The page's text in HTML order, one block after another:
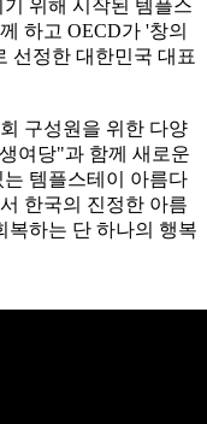
위해 시작된 템플스
하고 OECD가 '창의
선정한 대한민국 대표
구성원을 위한 다양
여당"과 함께 새로운
템플스테이 아름다
한국의 진정한 아름
복하는 단 하나의 행복